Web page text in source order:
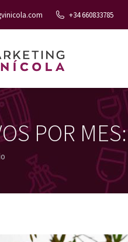
+34 660833785
POR